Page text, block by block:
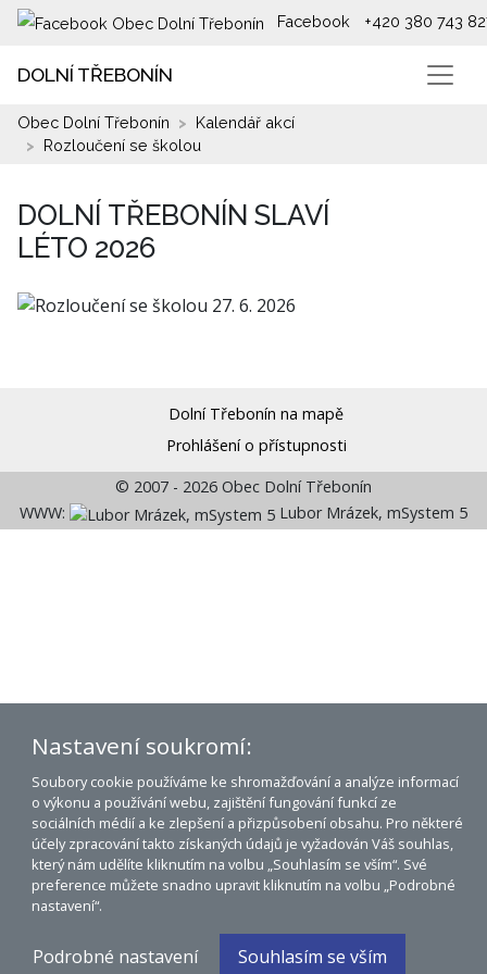
Facebook +420 380 743
DOLNÍ TŘEBONÍN
Obec Dolní Třebonín
Kalendář akcí
Rozloučení se školou
DOLNÍ TŘEBONÍN SLAVÍ
LÉTO 2026
Dolní Třebonín na mapě
Prohlášení o přístupnosti
© 2007 - 2026 Obec Dolní Třebonín
WWW:
Lubor Mrázek, mSystem 5
Nastavení soukromí:
Soubory cookie používáme ke shromažďování a analýze informací
o výkonu a používání webu, zajištění fungování funkcí ze
sociálních médií a ke zlepšení a přizpůsobení obsahu. Pro některé
účely zpracování takto získaných údajů je vyžadován Váš souhlas,
který nám udělíte kliknutím na volbu „Souhlasím se vším“. Své
preference můžete snadno upravit kliknutím na volbu „Podrobné
nastavení“.
Podrobné nastavení Souhlasím se vším